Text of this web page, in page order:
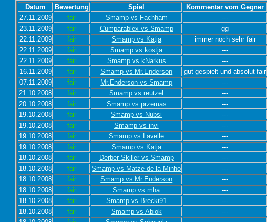
Datum Bewertung Spiel
Kommentar vom Gegner
27.11.2009
fair Smamp vs Fachham
---
23.11.2009
fair Cumparablex vs Smamp
gg
22.11.2009
fair Smamp vs Katja
immer noch sehr fair
22.11.2009
fair Smamp vs kostja
---
22.11.2009
fair Smamp vs kNarkus
---
16.11.2009
fair Smamp vs Mr.Enderson
gut gespielt und absolut fair
07.11.2009
fair Mr.Enderson vs Smamp
---
21.10.2008
fair Smamp vs reutzel
---
20.10.2008
fair Smamp vs przemas
---
19.10.2008
fair Smamp vs Nubsi
---
19.10.2008
fair Smamp vs invi
---
19.10.2008
fair Smamp vs Lavelle
---
19.10.2008
fair Smamp vs Katja
---
18.10.2008
fair Derber Skiller vs Smamp
---
18.10.2008
fair Smamp vs Matze de la Minho
---
18.10.2008
fair Smamp vs Mr.Enderson
---
18.10.2008
fair Smamp vs mha
---
18.10.2008
fair Smamp vs Brecki91
---
18.10.2008
fair Smamp vs Abiok
---